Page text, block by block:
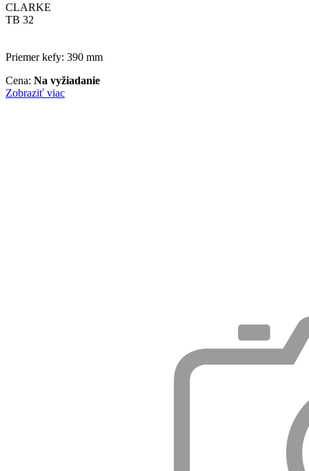
CLARKE
TB 32
Priemer kefy: 390 mm
Cena: Na vyžiadanie
Zobraziť viac